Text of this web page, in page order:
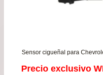
Sensor cigueñal para
Precio exclusivo